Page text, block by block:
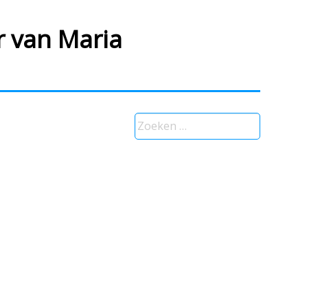
van Maria
Zoeken
naar: